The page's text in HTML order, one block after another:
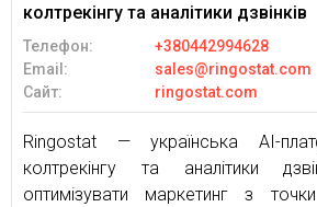
колтрекінгу та аналітики дзвінків
Телефон:
+380442994628
Email:
sales@ringostat.com
Сайт:
ringostat.com
Ringostat — українська AI-
колтрекінгу та аналітики
оптимізувати маркетинг з